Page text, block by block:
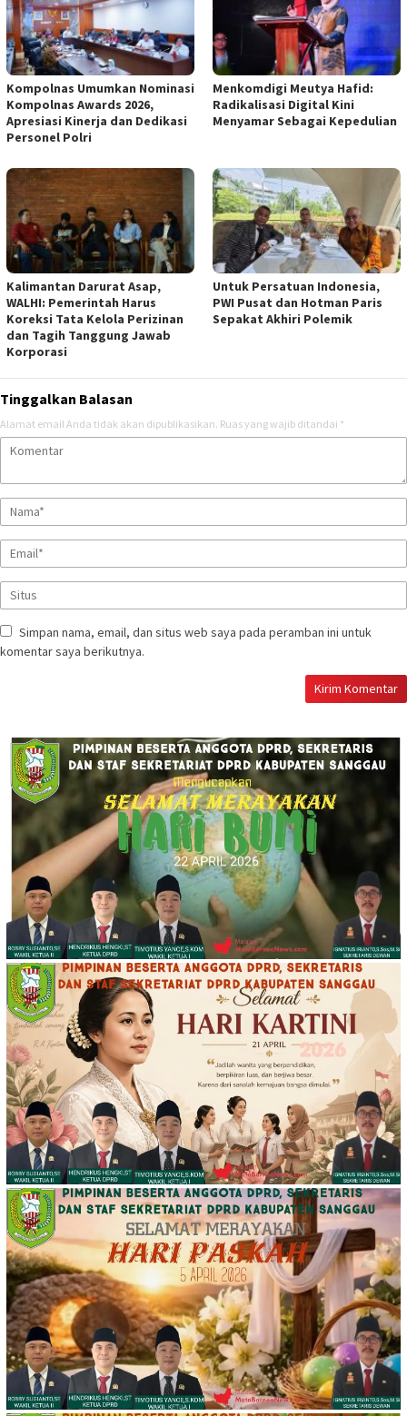
Kompolnas Umumkan Nominasi
Kompolnas Awards 2026,
Apresiasi Kinerja dan Dedikasi
Personel Polri
Menkomdigi Meutya Hafid:
Radikalisasi Digital Kini
Menyamar Sebagai Kepedulian
Kalimantan Darurat Asap,
WALHI: Pemerintah Harus
Koreksi Tata Kelola Perizinan
dan Tagih Tanggung Jawab
Korporasi
Untuk Persatuan Indonesia,
PWI Pusat dan Hotman Paris
Sepakat Akhiri Polemik
Tinggalkan Balasan
Alamat email Anda tidak akan dipublikasikan. Ruas yang wajib ditandai *
Simpan nama, email, dan situs web saya pada peramban ini untuk
komentar saya berikutnya.